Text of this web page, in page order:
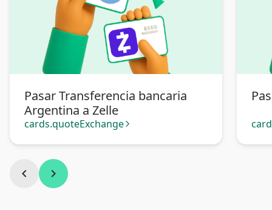
Pasar Transferencia bancaria
Argentina a Zelle
cards.quoteExchange arrow_forward_ios
chevron_left chevron_right